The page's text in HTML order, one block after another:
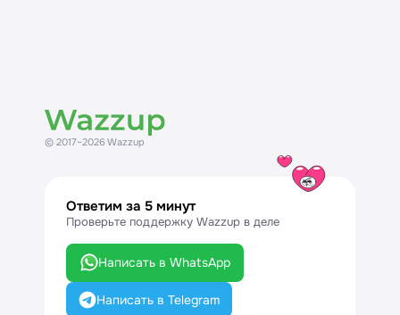
© 2017–2026 Wazzup
Ответим за 5 минут
Проверьте поддержку Wazzup в деле
Написать в WhatsApp
Написать в Telegram